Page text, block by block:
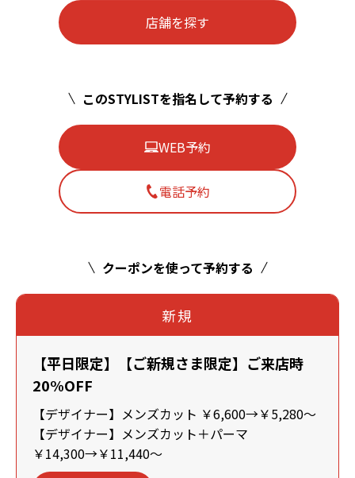
店舗を探す
このSTYLISTを指名して予約する
WEB予約
電話予約
クーポンを使って予約する
新規
【平日限定】【ご新規さま限定】ご来店時
20%OFF
【デザイナー】メンズカット ￥6,600→￥5,280～
【デザイナー】メンズカット＋パーマ
￥14,300→￥11,440～